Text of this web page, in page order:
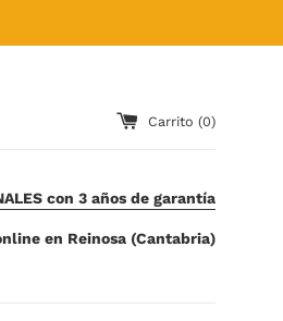
Carrito (0)
con 3 años de garantía
en Reinosa (Cantabria)